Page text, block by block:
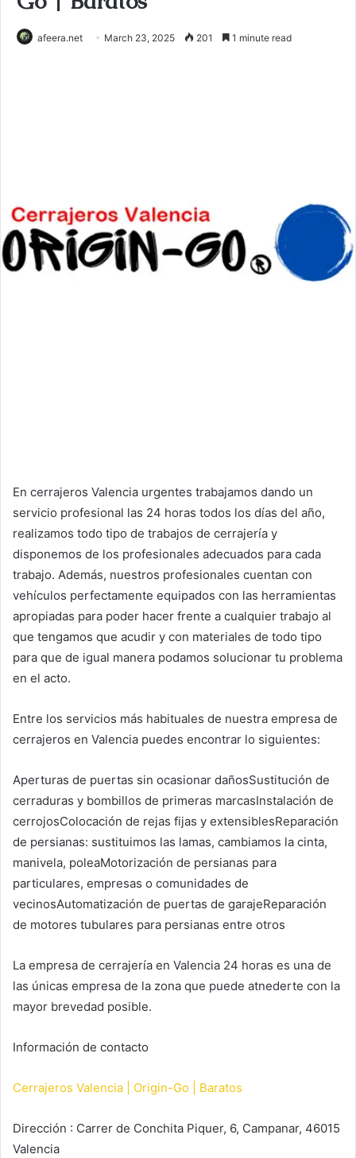
afeera.net March 23, 2025 201 1 minute read
En cerrajeros Valencia urgentes trabajamos dando un
servicio profesional las 24 horas todos los días del año,
realizamos todo tipo de trabajos de cerrajería y
disponemos de los profesionales adecuados para cada
trabajo. Además, nuestros profesionales cuentan con
vehículos perfectamente equipados con las herramientas
apropiadas para poder hacer frente a cualquier trabajo al
que tengamos que acudir y con materiales de todo tipo
para que de igual manera podamos solucionar tu problema
en el acto.
Entre los servicios más habituales de nuestra empresa de
cerrajeros en Valencia puedes encontrar lo siguientes:
Aperturas de puertas sin ocasionar dañosSustitución de
cerraduras y bombillos de primeras marcasInstalación de
cerrojosColocación de rejas fijas y extensiblesReparación
de persianas: sustituimos las lamas, cambiamos la cinta,
manivela, poleaMotorización de persianas para
particulares, empresas o comunidades de
vecinosAutomatización de puertas de garajeReparación
de motores tubulares para persianas entre otros
La empresa de cerrajería en Valencia 24 horas es una de
las únicas empresa de la zona que puede atnederte con la
mayor brevedad posible.
Información de contacto
Cerrajeros Valencia | Origin-Go | Baratos
Dirección : Carrer de Conchita Piquer, 6, Campanar, 46015
Valencia